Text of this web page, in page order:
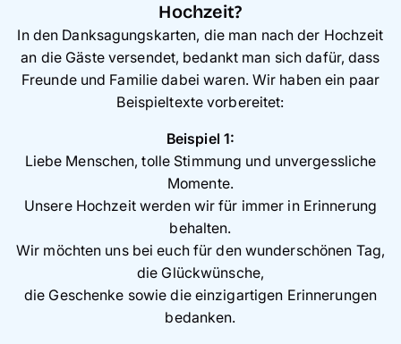
Hochzeit?
In den Danksagungskarten, die man nach der Hochzeit
an die Gäste versendet, bedankt man sich dafür, dass
Freunde und Familie dabei waren. Wir haben ein paar
Beispieltexte vorbereitet:
Beispiel 1:
Liebe Menschen, tolle Stimmung und unvergessliche
Momente.
Unsere Hochzeit werden wir für immer in Erinnerung
behalten.
Wir möchten uns bei euch für den wunderschönen Tag,
die Glückwünsche,
die Geschenke sowie die einzigartigen Erinnerungen
bedanken.